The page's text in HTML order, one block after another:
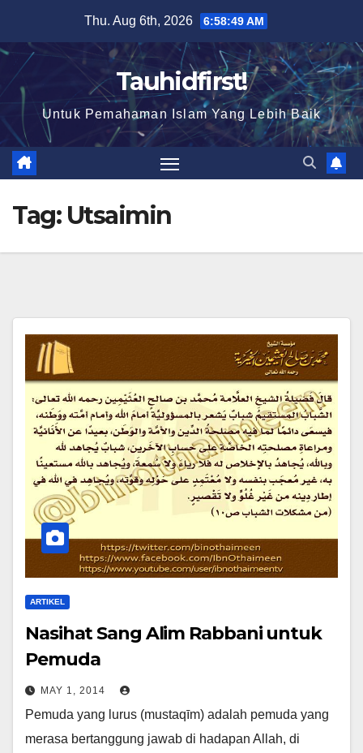
content
Thu. Aug 6th, 2026 6:58:50 AM
Tauhidfirst!
Untuk Pemahaman Islam Yang Lebih Baik
Tag: Utsaimin
ARTIKEL
Nasihat Sang Alim Rabbani untuk
Pemuda
MAY 1, 2014
Pemuda yang lurus (mustaqīm) adalah pemuda yang
merasa bertanggung jawab di hadapan Allah, di